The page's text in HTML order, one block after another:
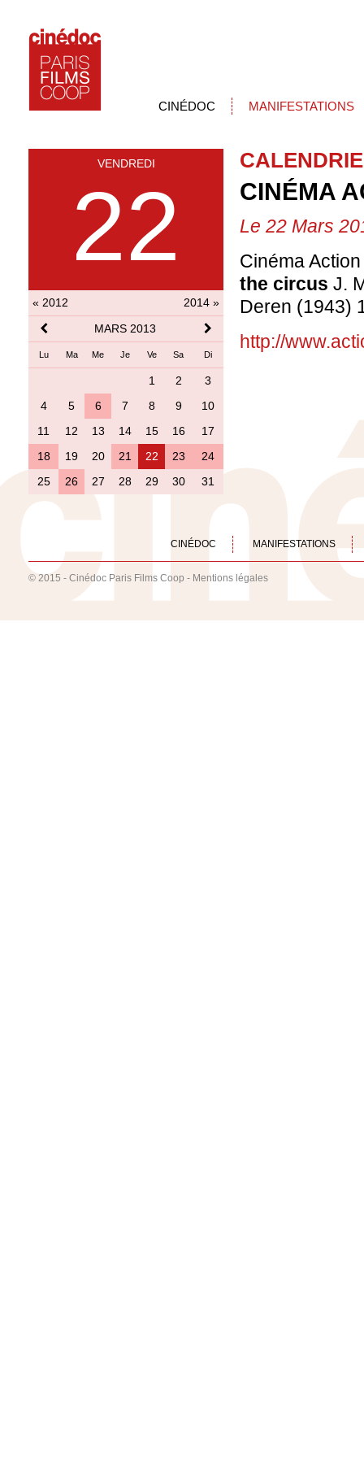
CINÉDOC MANIFESTATIONS
VENDREDI
22
« 2012
2014 »
MARS 2013
Lu Ma Me Je Ve Sa Di
1 2
3
4
5 6 7 8 9
10
11
12 13 14 15 16
17
18
19 20 21 22 23
24
25
26 27 28 29 30 31
CINÉMA
Le 22 Mars
Cinéma
the circus J.
Deren (1943)
http://
CINÉDOC MANIFESTATIONS
© 2015 - Cinédoc Paris Films Coop - Mentions légales